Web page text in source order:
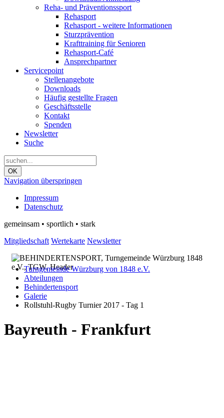
Reha- und Präventionssport
Rehasport
Rehasport - weitere Informationen
Sturzprävention
Krafttraining für Senioren
Rehasport-Café
Ansprechpartner
Servicepoint
Stellenangebote
Downloads
Häufig gestellte Fragen
Geschäftsstelle
Kontakt
Spenden
Newsletter
Suche
OK
Navigation überspringen
Impressum
Datenschutz
gemeinsam • sportlich • stark
Mitgliedschaft Wertekarte Newsletter
Turngemeinde Würzburg von 1848 e.V.
Abteilungen
Behindertensport
Galerie
Rollstuhl-Rugby Turnier 2017 - Tag 1
Bayreuth - Frankfurt